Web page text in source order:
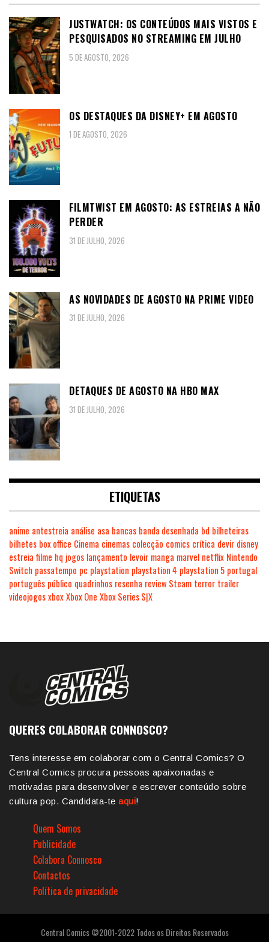
JUSTWATCH: OS CONTEÚDOS MAIS VISTOS E
PESQUISADOS NO STREAMING EM JULHO
5 DE AGOSTO, 2026
OS DESTAQUES DA DISNEY+ EM AGOSTO
1 DE AGOSTO, 2026
FILMTWIST EM AGOSTO: AS ESTREIAS A NÃO
PERDER
31 DE JULHO, 2026
AS NOVIDADES DE AGOSTO NA PRIME VIDEO
31 DE JULHO, 2026
DETAQUES DE AGOSTO NA HBO MAX
31 DE JULHO, 2026
ETIQUETAS
anime antestreia análise asa bancas banda desenhada bd bilheteiras
bilhetes box office Cinema cinemas colecção comics crítica devir disney
estreia filme hq jogos lançamento levoir manga marvel netflix Nintendo
Switch passatempo pc playstation playstation 4 playstation 5 portugal
português público quadrinhos resenha review Steam terror trailer
videojogosxboxXbox One Xbox Series S|X
QUERES COLABORAR CONNOSCO?
Tens interesse em colaborar com o Central Comics? O
Central Comics procura pessoas apaixonadas e
motivadas para desenvolver e escrever conteúdo sobre
cultura pop. Candidata-te aqui!
Quem Somos
Publicidade
Colabora Connosco
Contactos
Política de privacidade
Central Comics ©2001-2022 Todos os Direitos Reservados